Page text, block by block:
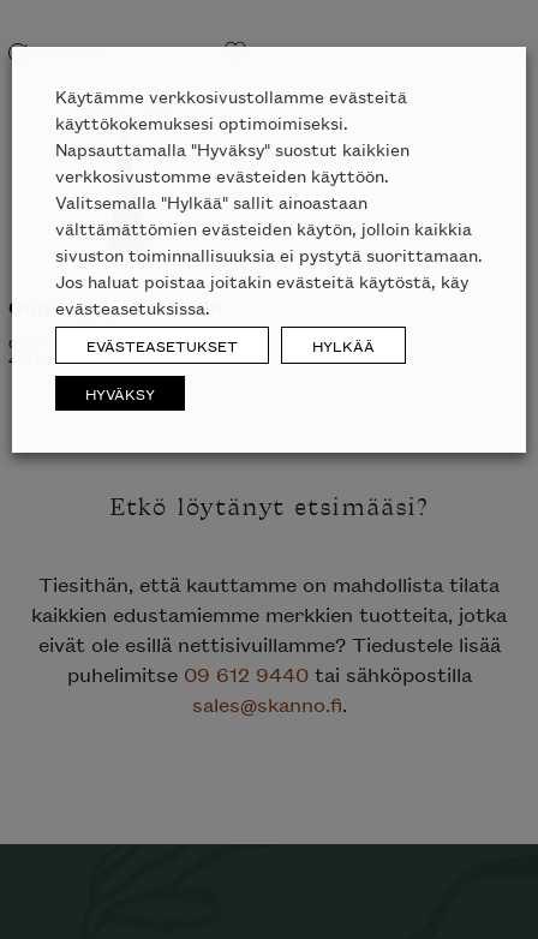
Liikkeessä
Cubist pöytävalaisin
CTO
4715 UUSI
Etkö löytänyt etsimääsi?
Tiesithän, että kauttamme on mahdollista tilata
kaikkien edustamiemme merkkien tuotteita, jotka
eivät ole esillä nettisivuillamme? Tiedustele lisää
puhelimitse 09 612 9440tai sähköpostilla
sales@skanno.fi.
Käytämme verkkosivustollamme evästeitä
käyttökokemuksesi optimoimiseksi.
Napsauttamalla "Hyväksy" suostut kaikkien
verkkosivustomme evästeiden käyttöön.
Valitsemalla "Hylkää" sallit ainoastaan
välttämättömien evästeiden käytön, jolloin kaikkia
sivuston toiminnallisuuksia ei pystytä suorittamaan.
Jos haluat poistaa joitakin evästeitä käytöstä, käy
evästeasetuksissa.
EVÄSTEASETUKSET HYLKÄÄ
HYVÄKSY